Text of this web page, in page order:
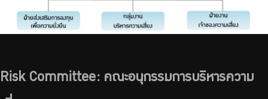
Risk Committee: คณะอนุกรรมการบริหารความ